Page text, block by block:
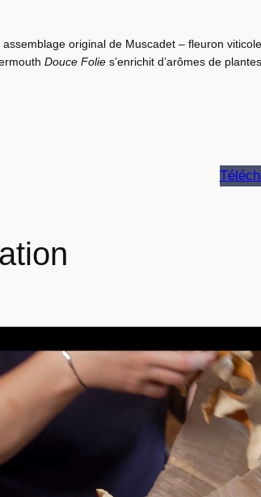
assemblage original de Muscadet – fleuron
Douce Folie s’enrichit d’arômes de